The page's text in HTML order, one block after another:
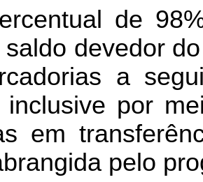
de
devedor
a
inclusive por
em
pelo